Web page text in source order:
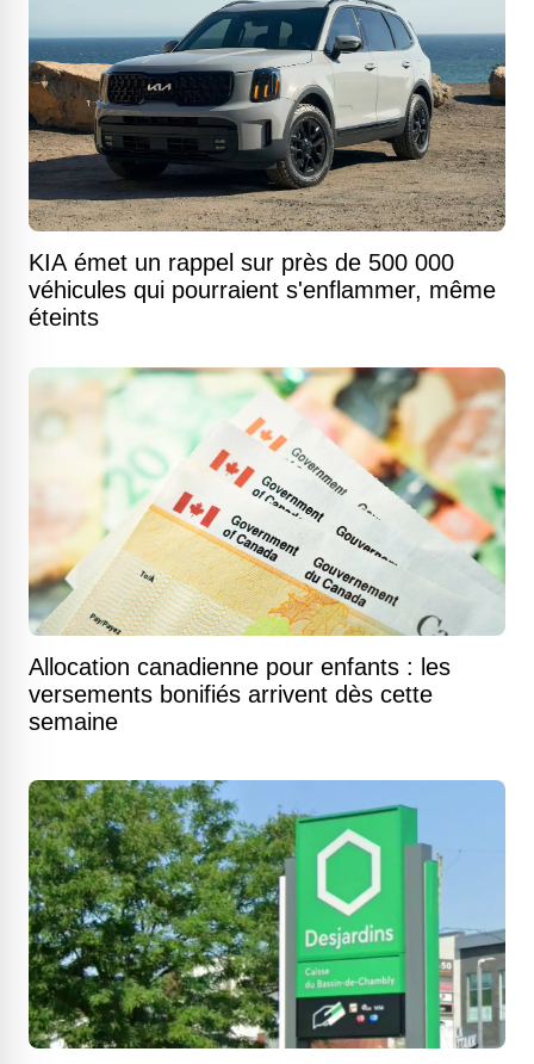
KIA émet un rappel sur près de 500 000
véhicules qui pourraient s'enflammer, même
éteints
Allocation canadienne pour enfants : les
versements bonifiés arrivent dès cette
semaine